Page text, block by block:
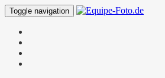
Toggle navigation